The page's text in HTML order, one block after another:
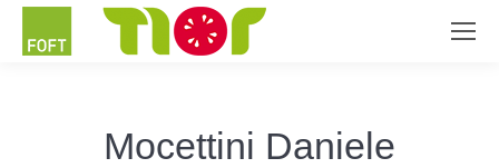
Mocettini Daniele